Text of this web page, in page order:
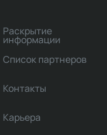
Раскрытие
информации
Список партнеров
Контакты
Карьера